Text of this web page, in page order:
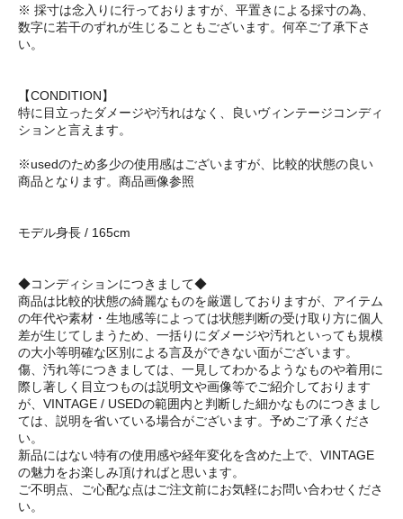
※ 採寸は念入りに行っておりますが、平置きによる採寸の為、
数字に若干のずれが生じることもございます。何卒ご了承下さ
い。
【CONDITION】
特に目立ったダメージや汚れはなく、良いヴィンテージコンディ
ションと言えます。
※usedのため多少の使用感はございますが、比較的状態の良い
商品となります。商品画像参照
モデル身長 / 165cm
◆コンディションにつきまして◆
商品は比較的状態の綺麗なものを厳選しておりますが、アイテム
の年代や素材・生地感等によっては状態判断の受け取り方に個人
差が生じてしまうため、一括りにダメージや汚れといっても規模
の大小等明確な区別による言及ができない面がございます。
傷、汚れ等につきましては、一見してわかるようなものや着用に
際し著しく目立つものは説明文や画像等でご紹介しております
が、VINTAGE / USEDの範囲内と判断した細かなものにつきまし
ては、説明を省いている場合がございます。予めご了承くださ
い。
新品にはない特有の使用感や経年変化を含めた上で、VINTAGE
の魅力をお楽しみ頂ければと思います。
ご不明点、ご心配な点はご注文前にお気軽にお問い合わせくださ
い。